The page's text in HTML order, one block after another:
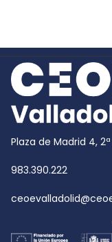
Plaza de Madrid 4,
983.390.222